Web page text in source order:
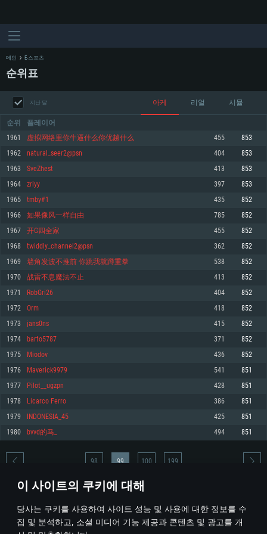
이 사이트의 쿠키에 대해
당사는 쿠키를 사용하여 사이트 성능 및 사용에 대한 정보를 수
집 및 분석하고, 소셜 미디어 기능 제공과 콘텐츠 및 광고를 개
최소사양
운영체제: Windows 10 (64 bit)
프로세서: 2.2 GHz 듀얼코어 이상
메모리: 4GB
그래픽 카드: DirectX 11 이상을 지원하는 AMD Radeon 77XX / NVIDIA
GeForce GT 660. 최소 사양 해상도: 720p
네트워크: 브로드밴드 인터넷
여유 저장 공간: 22.1 GB (최소 클라이언트)
권장 사양
570 혹은 그 이상
여유 저장 공간: 62.2 GB (전체 클라이언트)
최소사양
운영체제: Mac OS Big Sur 11.0
프로세서: 최소 2.2 GHz의 Core i5 (Intel Xeon 은 지원하지 않습니다)
메모리: 6 GB
그래픽 카드: Metal 을 지원하는 Intel Iris Pro 5200 (Mac), 혹은 이와 비슷한 성
능을 가지는 Mac 버전의 AMD/Nvidia. 최소 해상도: 720p
네트워크: 브로드밴드 인터넷
여유 저장 공간: 22.1 GB (최소 클라이언트)
권장 사양
네트워크: 브로드밴드 인터넷
여유 저장 공간: 62.2 GB (전체 클라이언트)
최소사양
운영체제: 64bit Linux 중 최신 버전
프로세서: 2.4 GHz 듀얼코어
메모리: 4 GB
그래픽 카드: Vulkan 을 지원하고, 최신 그래픽 드라이버를 지원하는 NVIDIA
660 (6개월 미만) 혹은 그와 동급의 성능을 가지며 최신 그래픽 드라이버를 지
원하는 AMD (6개월 미만; 최소사양 지원 해상도 720p)
네트워크: 브로드밴드 인터넷
여유 저장 공간: 22.1 GB (최소 클라이언트)
권장 사양
운영체제: Ubuntu 20.04 64bit
프로세서: Intel Core i7
메모리: 16 GB
그래픽 카드: Vulkan 을 지원하고, 최신 그래픽 드라이버를 지원하는 NVIDIA
1060 (6개월 미만) 혹은 그와 동급의 성능을 가지며 최신 그래픽 드라이버를
지원하는 AMD RX 570 (6개월 미만; 최소사양 지원 해상도 720p) 이상
여유 저장 공간: 62.2 GB (전체 클라이언트)
메인 E-스포츠
순위표
지난 달 아케 리얼 시뮬
순위 플레이어
1961 虚拟网络里你牛逼什么你优越什么 455 853
1962 natural_seer2@psn 404 853
1963 SveZhest 413 853
1964 zrlyy 397 853
1965 tmby#1 435 852
1966 如果像风一样自由 785 852
1967 开G四全家 455 852
1968 twiddly_channel2@psn 362 852
1969 墙角发波不推前 你跳我就蹲重拳 538 852
1970 战雷不息魔法不止 413 852
1971 RobGri26 404 852
1972 Orm 418 852
1973 jans0ns 415 852
1974 barto5787 371 852
1975 Miodov 436 852
1976 Maverick9979 541 851
1977 Pilot__ugzpn 428 851
1978 Licarco Ferro 386 851
1979 INDONESIA_45 425 851
1980 bvvd的马_ 494 851
* 순위표는 매일 1회 갱신됩니다
98 99 100 199